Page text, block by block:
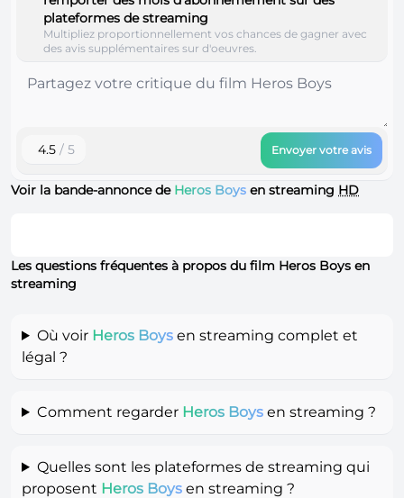
plateformes de streaming
Multipliez proportionnellement vos chances de gagner avec
des avis supplémentaires sur d'oeuvres.
4.5 / 5 Envoyer votre avis
Voir la bande-annonce de Heros Boys en streaming HD
Les questions fréquentes à propos du film Heros Boys en
streaming
Où voir Heros Boysen streaming complet et
légal ?
Comment regarder Heros Boysen streaming ?
Quelles sont les plateformes de streaming qui
proposent Heros Boys en streaming ?